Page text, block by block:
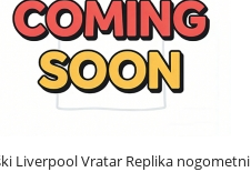
Liverpool Vratar Replika nogometni